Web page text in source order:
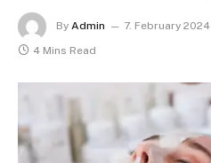
By Admin 7. February 2024
4 Mins Read